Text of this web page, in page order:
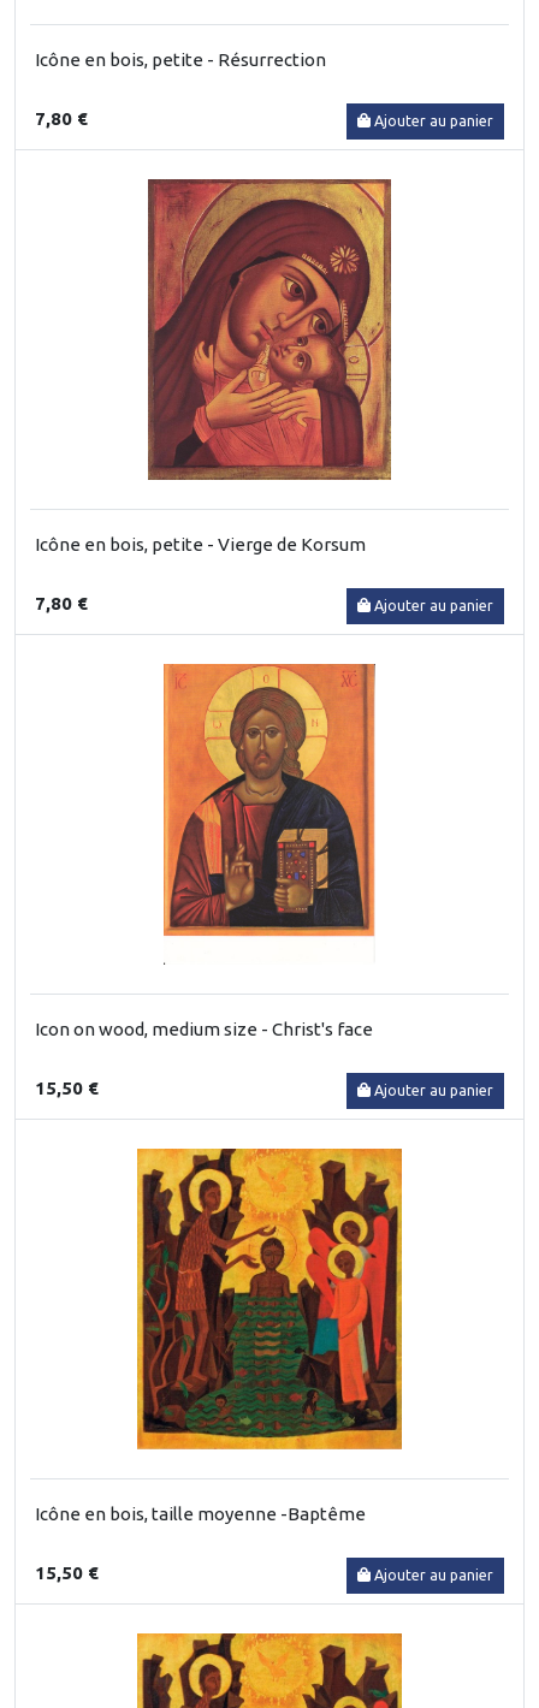
Icône en bois, petite - Résurrection
7,80 € Ajouter au panier
Icône en bois, petite - Vierge de Korsum
7,80 € Ajouter au panier
Icon on wood, medium size - Christ's face
15,50 € Ajouter au panier
Icône en bois, taille moyenne -Baptême
15,50 € Ajouter au panier